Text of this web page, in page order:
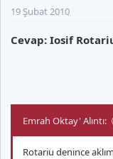
19 Şubat 2010
Cevap: Iosif
Emrah Oktay' Alıntı:
Rotariu denince